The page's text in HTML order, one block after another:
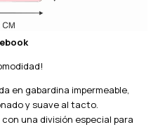
en gabardina impermeable,
y suave al tacto.
una división especial para